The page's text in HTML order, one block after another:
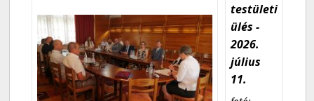
testületi
ülés -
2026.
július
11.